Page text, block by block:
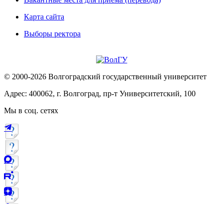
Карта сайта
Выборы ректора
© 2000-2026 Волгоградский государственный университет
Адрес: 400062, г. Волгоград, пр-т Университетский, 100
Мы в соц. сетях